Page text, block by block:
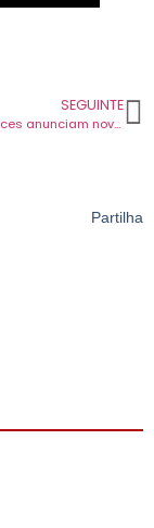
SEGUINTE
Getdown Services anunciam novo álbum. Chama-se ‘Massive Champion’ e revelam primeiro single.
Partilha